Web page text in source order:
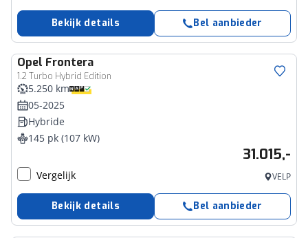
Bekijk details Bel aanbieder
Opel Frontera
1.2 Turbo Hybrid Edition
5.250 km
05-2025
Hybride
145 pk (107 kW)
31.015,-
Vergelijk VELP
Bekijk details Bel aanbieder